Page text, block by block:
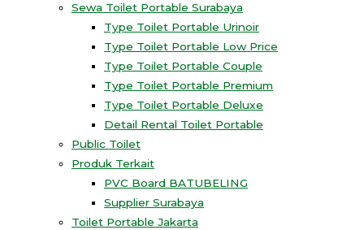
Sewa Toilet Portable Surabaya
Type Toilet Portable Urinoir
Type Toilet Portable Low Price
Type Toilet Portable Couple
Type Toilet Portable Premium
Type Toilet Portable Deluxe
Detail Rental Toilet Portable
Public Toilet
Produk Terkait
PVC Board BATUBELING
Supplier Surabaya
Toilet Portable Jakarta